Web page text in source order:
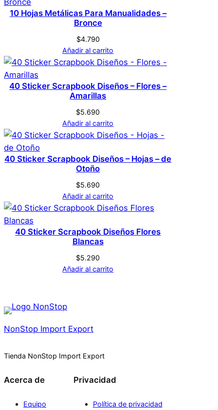
registrados que hayan comprado este
producto pueden hacer una valoración.
10 Hojas Metálicas Para Manualidades –
Bronce
$4.790
Añadir al carrito
40 Sticker Scrapbook Diseños – Flores –
Amarillas
$5.690
Añadir al carrito
40 Sticker Scrapbook Diseños – Hojas – de
Otoño
$5.690
Añadir al carrito
40 Sticker Scrapbook Diseños Flores
Blancas
$5.290
Añadir al carrito
NonStop Import Export
Tienda NonStop Import Export
Acerca de
Equipo
Privacidad
Política de privacidad